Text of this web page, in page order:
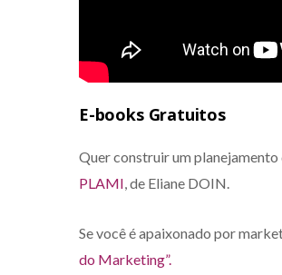
E-books Gratuitos
Quer construir um
PLAMI, de Eliane DOIN.
Se você é apaixonado por
do Marketing”.